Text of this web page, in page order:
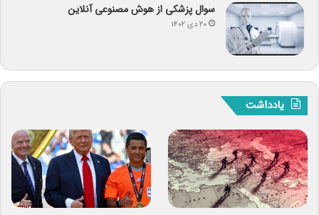
سوال پزشکی از هوش مصنوعی آنلاین
۲۰ دی ۱۴۰۲
یادداشت